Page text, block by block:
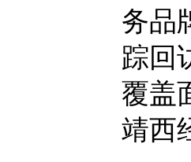
务品
踪回
覆盖
靖西